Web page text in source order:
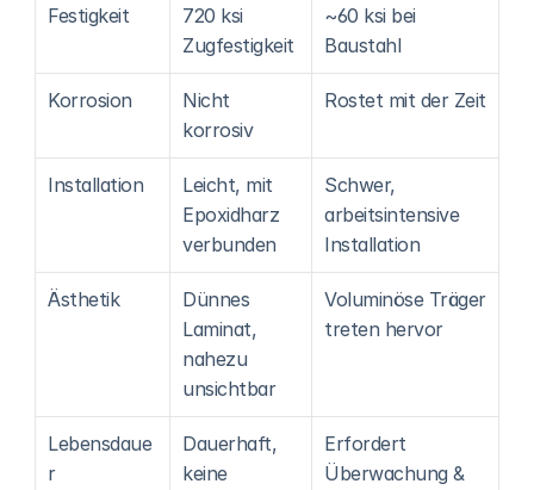
Festigkeit
720 ksi
Zugfestigkeit
~60 ksi bei
Baustahl
Korrosion
Nicht
korrosiv
Rostet mit der Zeit
Installation
Leicht, mit
Epoxidharz
verbunden
Schwer,
arbeitsintensive
Installation
Ästhetik
Dünnes
Laminat,
nahezu
unsichtbar
Voluminöse Träger
treten hervor
Lebensdaue
r
Dauerhaft,
keine
Erfordert
Überwachung &